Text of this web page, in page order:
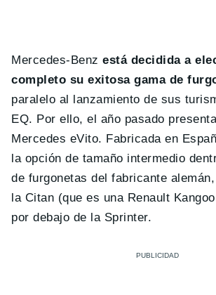
Mercedes-Benzestá decidida a
completo su exitosa gama de
paralelo al lanzamiento de sus
EQ. Por ello, el año pasado
Mercedes eVito. Fabricada en
la opción de tamaño intermedio
de furgonetas del fabricante
la Citan (que es una Renault
por debajo de la Sprinter.